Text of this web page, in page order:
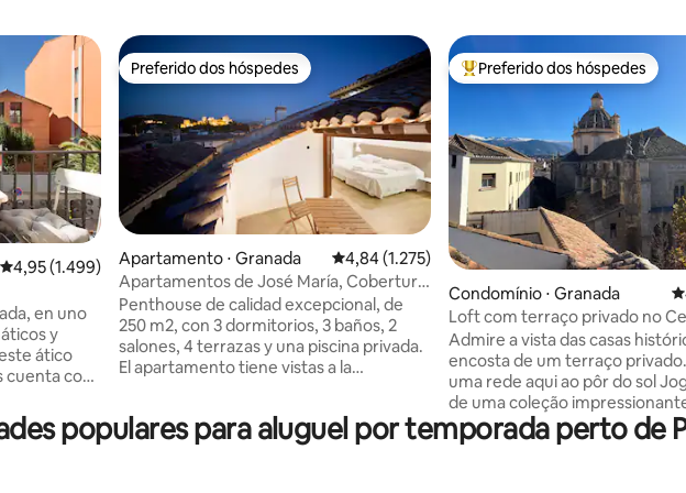
hóspedes
4,95 de uma avaliação média de 5, 1.499 avaliações
4,95 (1.499)
en uno
y
ático
cuenta con
intensa
Preferido dos hóspedes
Preferido dos hóspedes
Apartamento ⋅ Granada 4,84 de uma avaliação média de 5, 1.275
4,84 (1.275)
Apartamentos de José María, Cobertura
3 quartos...
Penthouse de calidad excepcional, de
250 m2, con 3 dormitorios, 3 baños, 2
salones, 4 terrazas y una piscina privada.
El apartamento tiene vistas a la
personas. Los interiores están decorados
en un estilo contemporáneo, donde los
Entre os melhores preferidos
Preferido dos hóspedes
Condomínio ⋅ Granada
Loft com terraço privado no
Granada
Admire a vista das casas
encosta de um terraço
uma rede aqui ao pôr do sol
de uma coleção
cozinhe em uma cozinha com
terraços com vistas incríveis
populares para aluguel por temporada perto de